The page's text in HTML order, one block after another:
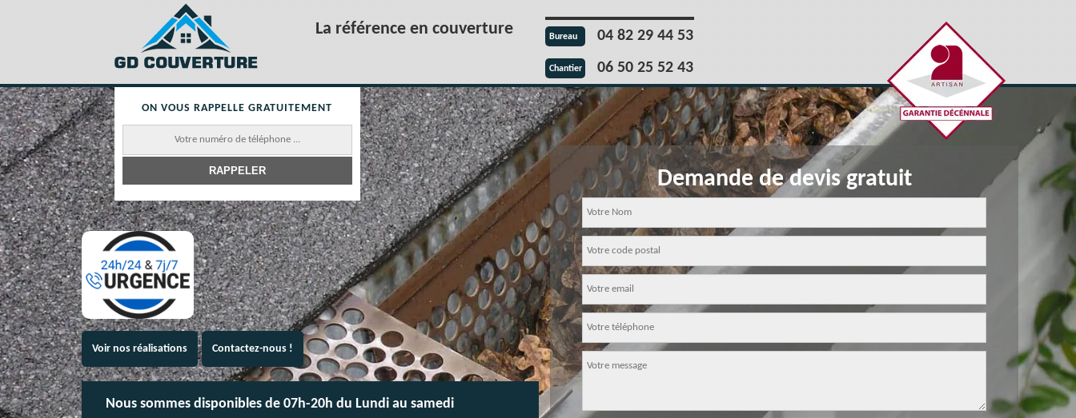
La référence en couverture Bureau 04 82 29 44 53
Chantier 06 50 25 52 43
Voir nos réalisations Contactez-nous !
Nous sommes disponibles de 07h-20h du Lundi au samedi
Demande de devis gratuit
ON VOUS RAPPELLE GRATUITEMENT